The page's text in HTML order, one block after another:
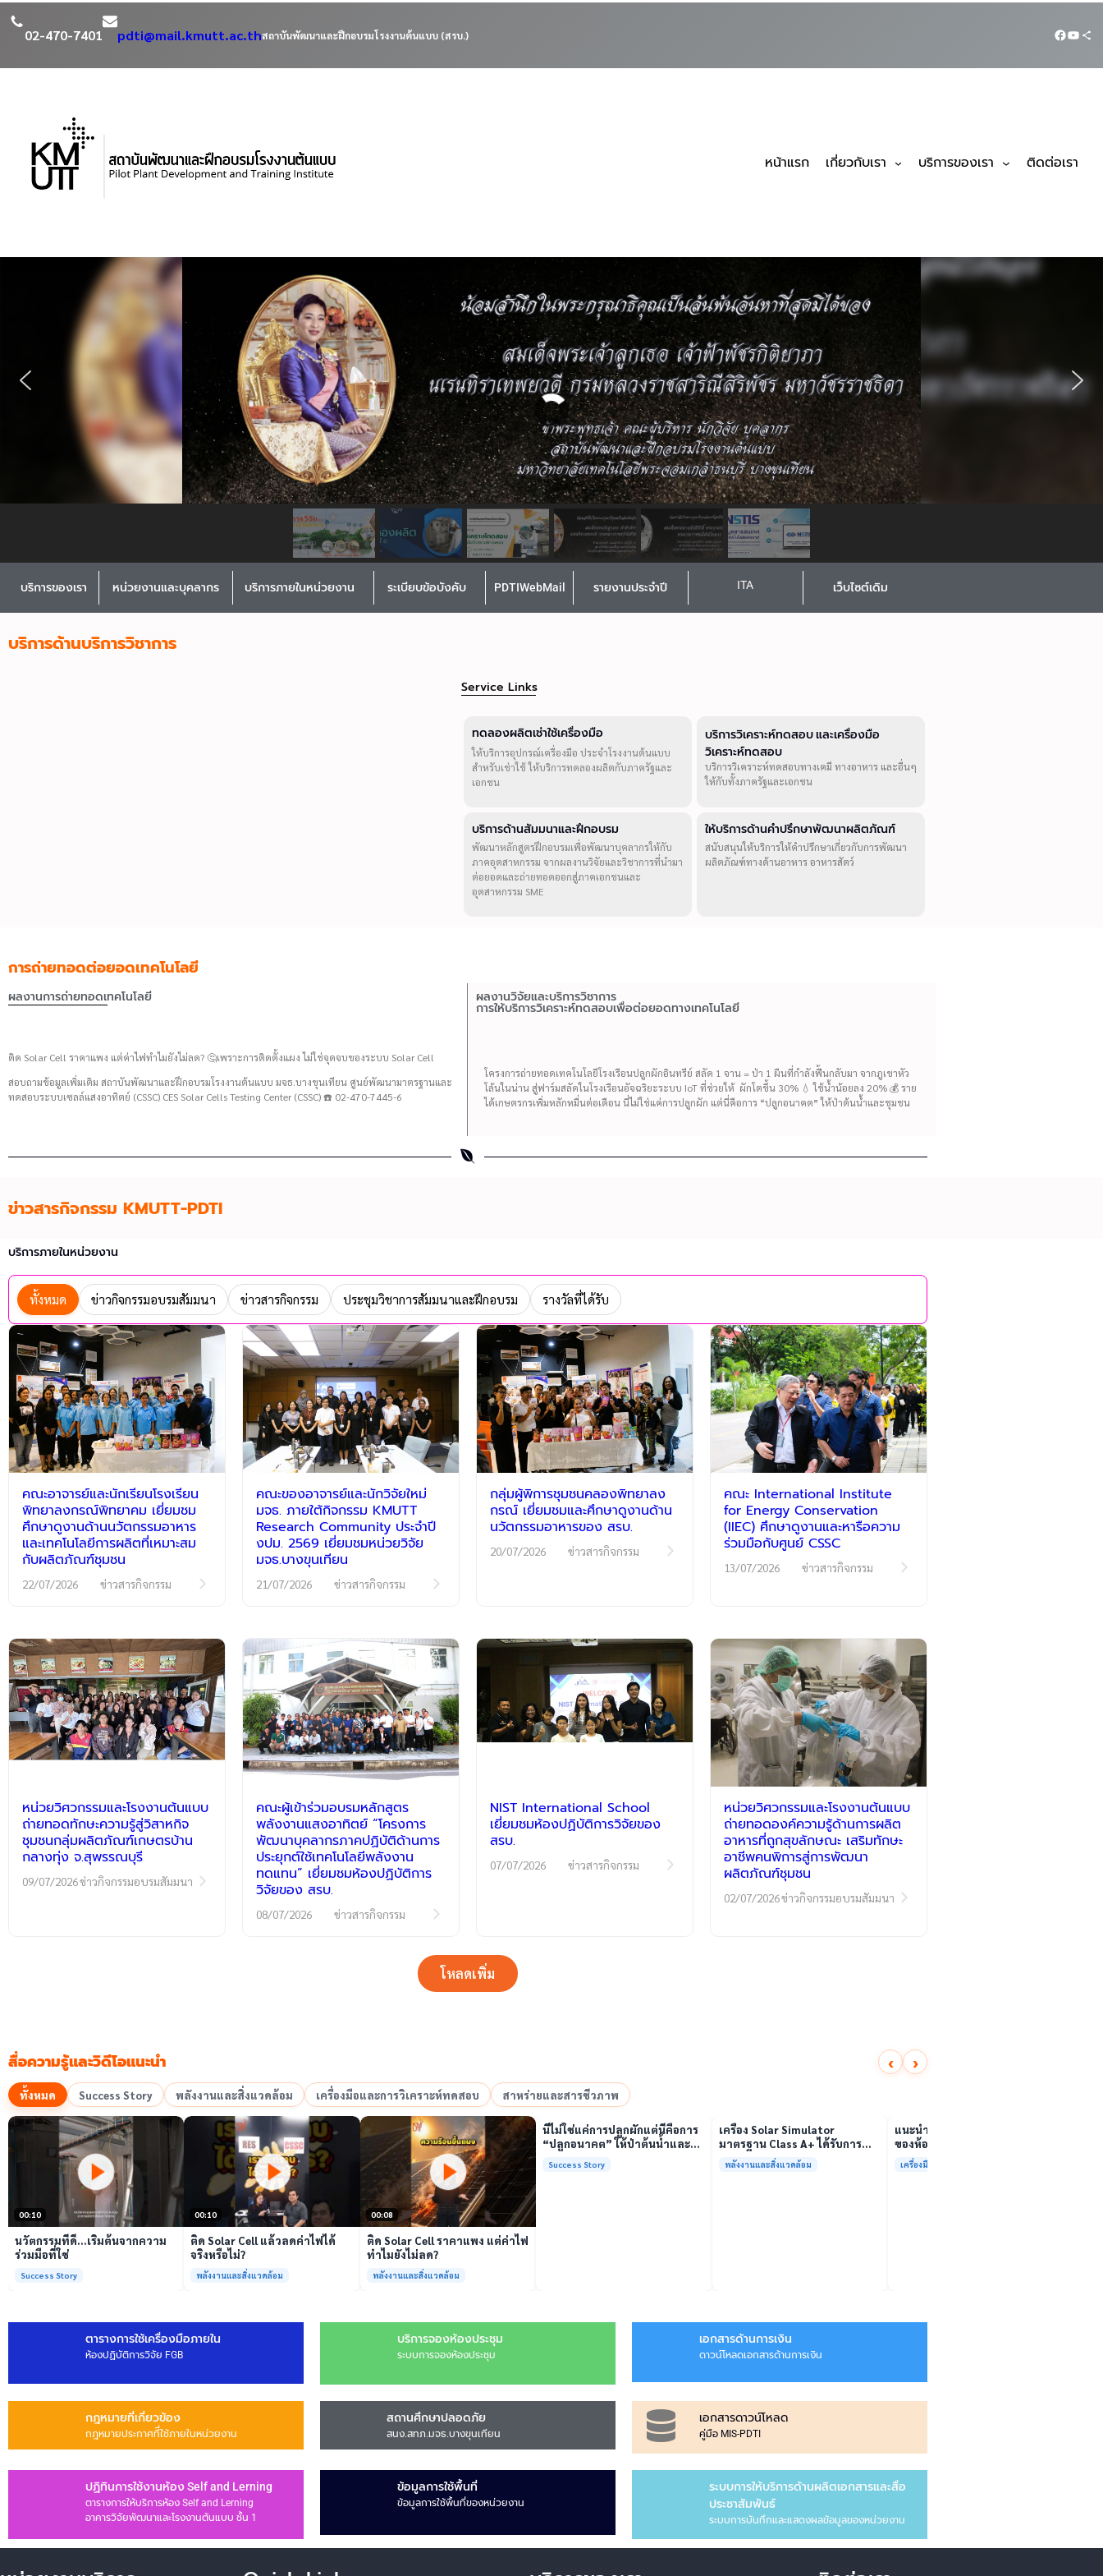
02-470-7401 pdti@mail.kmutt.ac.thสถาบันพัฒนาและฝึกอบรมโรงงานต้นแบบ (สรบ.)
หน้าแรก เกี่ยวกับเรา บริการของเรา ติดต่อเรา
บริการของเรา หน่วยงานและบุคลากร บริการภายในหน่วยงาน ระเบียบข้อบังคับ PDTIWebMail รายงานประจำปี ITA เว็บไซต์เดิม
บริการด้านบริการวิชาการ
Service Links
ทดลองผลิตเช่าใช้เครื่องมือ
ให้บริการอุปกรณ์เครื่องมือ ประจำโรงงานต้นแบบ
สำหรับเช่าใช้ ให้บริการทดลองผลิตกับภาครัฐและ
เอกชน
บริการวิเคราะห์ทดสอบ และเครื่องมือ
วิเคราะห์ทดสอบ
บริการวิเคราะห์ทดสอบทางเคมี ทางอาหาร และอื่นๆ
ให้กับทั้งภาครัฐและเอกชน
บริการด้านสัมมนาและฝึกอบรม
พัฒนาหลักสูตรฝึกอบรมเพื่อพัฒนาบุคลากรให้กับ
ภาคอุตสาหกรรม จากผลงานวิจัยและวิชาการที่นำมา
ต่อยอดและถ่ายทอดออกสู่ภาคเอกชนและ
อุตสาหกรรม SME
ให้บริการด้านคำปรึกษาพัฒนาผลิตภัณฑ์
สนับสนุนให้บริการให้คำปรึกษาเกี่ยวกับการพัฒนา
ผลิตภัณฑ์ทางด้านอาหาร อาหารสัตว์
การถ่ายทอดต่อยอดเทคโนโลยี
ผลงานการถ่ายทอดเทคโนโลยี
ติด Solar Cell ราคาแพง แต่ค่าไฟทำไมยังไม่ลด? 🤔เพราะการติดตั้งแผง ไม่ใช่จุดจบของระบบ Solar Cell
สอบถามข้อมูลเพิ่มเติม สถาบันพัฒนาและฝึกอบรมโรงงานต้นแบบ มจธ.บางขุนเทียน ศูนย์พัฒนามาตรฐานและ
ทดสอบระบบเซลล์แสงอาทิตย์ (CSSC) CES Solar Cells Testing Center (CSSC) ☎️ 02-470-7445-6
ผลงานวิจัยและบริการวิชาการ
การให้บริการวิเคราะห์ทดสอบเพื่อต่อยอดทางเทคโนโลยี
โครงการถ่ายทอดเทคโนโลยีโรงเรือนปลูกผักอินทรีย์ สลัด 1 จาน = ป่า 1 ผืนที่กำลังฟื้นกลับมา จากภูเขาหัว
โล้นในน่าน สู่ฟาร์มสลัดในโรงเรือนอัจฉริยะระบบ IoT ที่ช่วยให้ ผักโตขึ้น 30% 💧 ใช้น้ำน้อยลง 20% 💰 ราย
ได้เกษตรกรเพิ่มหลักหมื่นต่อเดือน นี่ไม่ใช่แค่การปลูกผัก แต่นี่คือการ “ปลูกอนาคต” ให้ป่าต้นน้ำและชุมชน
ข่าวสารกิจกรรม KMUTT-PDTI
บริการภายในหน่วยงาน
ทั้งหมด ข่าวกิจกรรมอบรมสัมมนา ข่าวสารกิจกรรม ประชุมวิชาการสัมมนาและฝึกอบรม รางวัลที่ได้รับ
คณะอาจารย์และนักเรียนโรงเรียน
พิทยาลงกรณ์พิทยาคม เยี่ยมชม
ศึกษาดูงานด้านนวัตกรรมอาหาร
และเทคโนโลยีการผลิตที่เหมาะสม
กับผลิตภัณฑ์ชุมชน
22/07/2026 ข่าวสารกิจกรรม
คณะของอาจารย์และนักวิจัยใหม่
มจธ. ภายใต้กิจกรรม KMUTT
Research Community ประจำปี
งปม. 2569 เยี่ยมชมหน่วยวิจัย
มจธ.บางขุนเทียน
21/07/2026 ข่าวสารกิจกรรม
กลุ่มผู้พิการชุมชนคลองพิทยาลง
กรณ์ เยี่ยมชมและศึกษาดูงานด้าน
นวัตกรรมอาหารของ สรบ.
20/07/2026 ข่าวสารกิจกรรม
คณะ International Institute
for Energy Conservation
(IIEC) ศึกษาดูงานและหารือความ
ร่วมมือกับศูนย์ CSSC
13/07/2026 ข่าวสารกิจกรรม
หน่วยวิศวกรรมและโรงงานต้นแบบ
ถ่ายทอดทักษะความรู้สู่วิสาหกิจ
ชุมชนกลุ่มผลิตภัณฑ์เกษตรบ้าน
กลางทุ่ง จ.สุพรรณบุรี
09/07/2026ข่าวกิจกรรมอบรมสัมมนา
คณะผู้เข้าร่วมอบรมหลักสูตร
พลังงานแสงอาทิตย์ “โครงการ
พัฒนาบุคลากรภาคปฏิบัติด้านการ
ประยุกต์ใช้เทคโนโลยีพลังงาน
ทดแทน” เยี่ยมชมห้องปฏิบัติการ
วิจัยของ สรบ.
08/07/2026 ข่าวสารกิจกรรม
NIST International School
เยี่ยมชมห้องปฏิบัติการวิจัยของ
สรบ.
07/07/2026 ข่าวสารกิจกรรม
หน่วยวิศวกรรมและโรงงานต้นแบบ
ถ่ายทอดองค์ความรู้ด้านการผลิต
อาหารที่ถูกสุขลักษณะ เสริมทักษะ
อาชีพคนพิการสู่การพัฒนา
ผลิตภัณฑ์ชุมชน
02/07/2026ข่าวกิจกรรมอบรมสัมมนา
โหลดเพิ่ม
สื่อความรู้และวิดีโอแนะนำ ‹ ›
ทั้งหมด Success Story พลังงานและสิ่งแวดล้อม เครื่องมือและการวิเคราะห์ทดสอบ สาหร่ายและสารชีวภาพ
เล่นวิดีโอ
00:10
นวัตกรรมที่ดี…เริ่มต้นจากความ
ร่วมมือที่ใช่
Success Story
เล่นวิดีโอ
00:10
ติด Solar Cell แล้วลดค่าไฟได้
จริงหรือไม่?
พลังงานและสิ่งแวดล้อม
เล่นวิดีโอ
00:08
ติด Solar Cell ราคาแพง แต่ค่าไฟ
ทำไมยังไม่ลด?
พลังงานและสิ่งแวดล้อม
เล่นวิดีโอ
นี่ไม่ใช่แค่การปลูกผักแต่นี่คือการ
“ปลูกอนาคต” ให้ป่าต้นน้ำและ
Success Story
เล่นวิดีโอ
เครื่อง Solar Simulator
มาตรฐาน Class A+ ได้รับการ
รับรองมาตรฐาน ISO/IEC17025
พร้อมให้บริการแล้ว
พลังงานและสิ่งแวดล้อม
แนะนำเครื่องมือวิเคราะห์ทดสอบ
ของห้องปฏิบัติการกลางเพื่อการ
วิเคราะห์กระบวนการและสิ่ง
แวดล้อม สรบ.มจธ.
เครื่องมือและการวิเคราะห์ทดสอบ
ตารางการใช้เครื่องมือภายใน
ห้องปฏิบัติการวิจัย FGB
บริการจองห้องประชุม
ระบบการจองห้องประชุม
เอกสารด้านการเงิน
ดาวน์โหลดเอกสารด้านการเงิน
กฎหมายที่เกี่ยวข้อง
กฎหมายประกาศทีี่ใช้ภายในหน่วยงาน
สถานศึกษาปลอดภัย
สนง.สทภ.มจธ.บางขุนเทียน
เอกสารดาวน์โหลด
คู่มือ MIS-PDTI
ปฏิทินการใช้งานห้อง Self and Lerning
ตารางการให้บริการห้อง Self and Lerning
อาคารวิจัยพัฒนาและโรงงานต้นแบบ ชั้น 1
ข้อมูลการใช้พื้นที่
ข้อมูลการใช้พื้นที่ของหน่วยงาน
ระบบการให้บริการด้านผลิตเอกสารและสื่อ
ประชาสัมพันธ์
ระบบการบันทึกและแสดงผลข้อมูลของหน่วยงาน